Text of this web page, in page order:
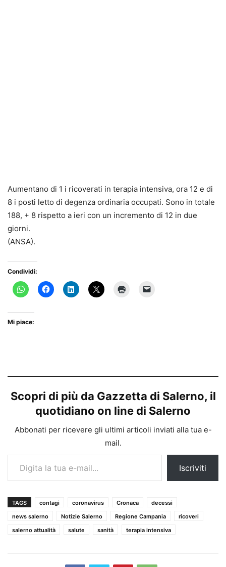
Aumentano di 1 i ricoverati in terapia intensiva, ora 12 e di
8 i posti letto di degenza ordinaria occupati. Sono in totale
188, + 8 rispetto a ieri con un incremento di 12 in due
giorni.
(ANSA).
Condividi:
Mi piace:
Scopri di più da Gazzetta di Salerno, il
quotidiano on line di Salerno
Abbonati per ricevere gli ultimi articoli inviati alla tua e-
mail.
Digita la tua e-mail...
Iscriviti
TAGS contagi coronavirus Cronaca
decessi
news salerno
Notizie Salerno Regione Campania
ricoveri
salerno attualità
salute sanità terapia intensiva